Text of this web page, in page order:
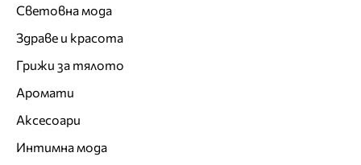
Световна мода
Здраве и красота
Грижи за тялото
Аромати
Аксесоари
Интимна мода